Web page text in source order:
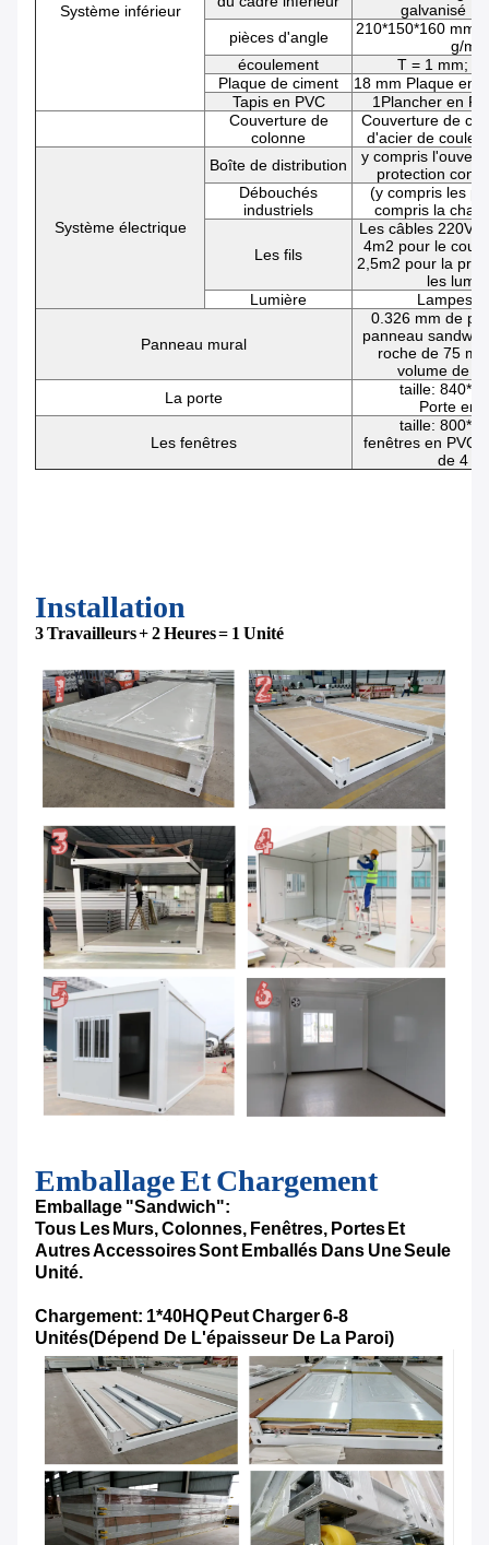
Système inférieur
galvanisé
pièces d'angle
210*150*160 mm,
g/m2
écoulement
T = 1 mm;
Plaque de ciment
18 mm Plaque en
Tapis en PVC
1Plancher en
Couverture de
colonne
Couverture de
d'acier de
Système électrique
Boîte de distribution
y compris
protection
Débouchés
industriels
(y compris les
compris la
Les fils
Les câbles 220V,
4m2 pour le
2,5m2 pour la
les
Lumière
Lampes à
Panneau mural
0.326 mm de
panneau
roche de 75
volume de
La porte
taille:
Porte en
Les fenêtres
taille:
fenêtres en PVC,
de 4
Installation
3 Travailleurs + 2 Heures = 1 Unité
Emballage Et Chargement
Emballage "sandwich":
Tous Les Murs, Colonnes, Fenêtres, Portes Et
Autres Accessoires Sont Emballés Dans Une Seule
Unité.
Chargement: 1*40HQ Peut Charger 6-8
Unités(Dépend De L'épaisseur De La Paroi)